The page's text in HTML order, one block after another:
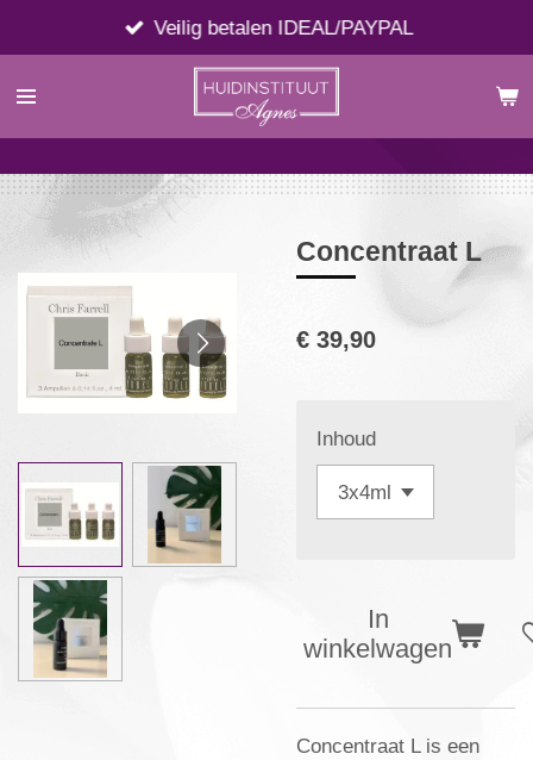
direct
naar
Veilig betalen IDEAL/PAYPAL
Concentraat L
€ 39,90
Inhoud
In
winkelwagen
Concentraat L is een